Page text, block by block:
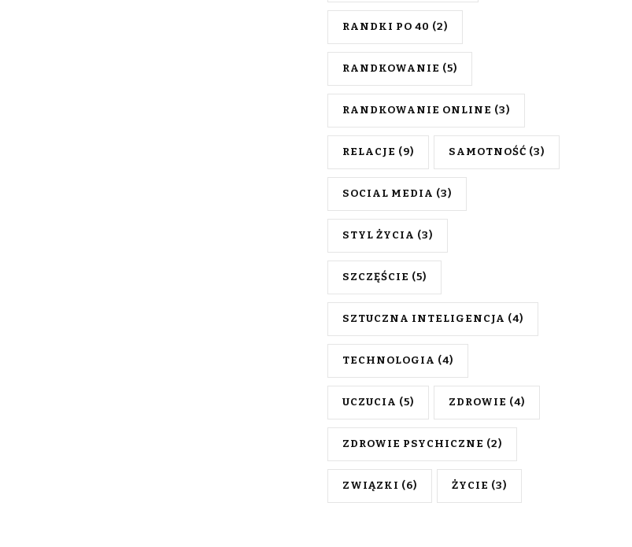
RANDKI PO 40 (2)
RANDKOWANIE (5)
RANDKOWANIE ONLINE (3)
RELACJE (9) SAMOTNOŚĆ (3)
SOCIAL MEDIA (3)
STYL ŻYCIA (3)
SZCZĘŚCIE (5)
SZTUCZNA INTELIGENCJA (4)
TECHNOLOGIA (4)
UCZUCIA (5) ZDROWIE (4)
ZDROWIE PSYCHICZNE (2)
ZWIĄZKI (6) ŻYCIE (3)